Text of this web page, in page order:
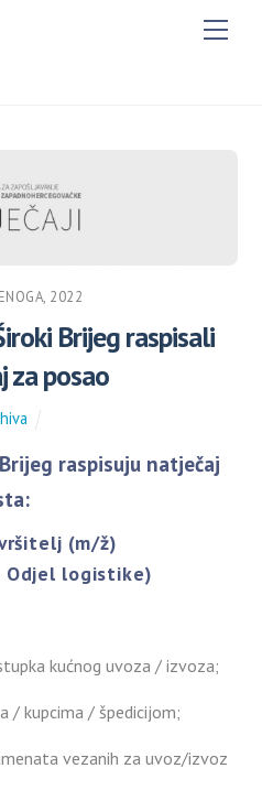
M
e
2022
Brijeg raspisali
za posao
raspisuju natječaj
(m/ž)
Odjel logistike)
kućnog uvoza / izvoza;
/ kupcima / špedicijom;
vezanih za uvoz/izvoz